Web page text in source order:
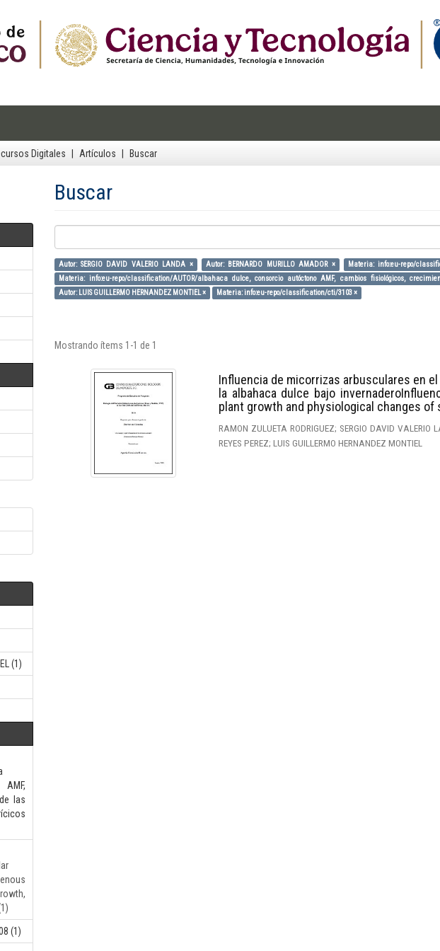
Digitales Artículos Buscar
(1)
las
(1)
Buscar
Autor: SERGIO DAVID VALERIO LANDA × Autor: BERNARDO MURILLO AMADOR × Materia: info:eu-repo/
Materia: info:eu-repo/classification/AUTOR/albahaca dulce, consorcio autóctono AMF, cambios fisiológicos,
Autor: LUIS GUILLERMO HERNANDEZ MONTIEL ×
Materia: info:eu-repo/classification/cti/3103 ×
Mostrando ítems 1-1 de 1
Influencia de micorrizas arbusculares en
la albahaca dulce bajo
plant growth and physiological changes
RAMON ZULUETA RODRIGUEZ; SERGIO DAVID
REYES PEREZ; LUIS GUILLERMO HERNANDEZ MONTIEL